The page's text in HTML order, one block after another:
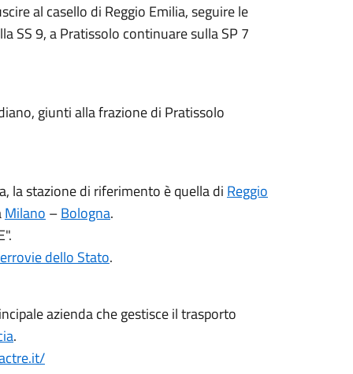
al casello di Reggio Emilia, seguire le
SS 9, a Pratissolo continuare sulla SP 7
giunti alla frazione di Pratissolo
la stazione di riferimento è quella di Reggio
Milano –Bologna.
dello Stato.
azienda che gestisce il trasporto
.